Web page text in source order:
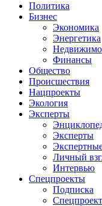
Политика
Бизнес
Экономика
Энергетика
Финансы
Общество
Происшествия
Нацпроекты
Экология
Эксперты
Эксперты
Личный
Интервью
Спецпроекты
Подписка